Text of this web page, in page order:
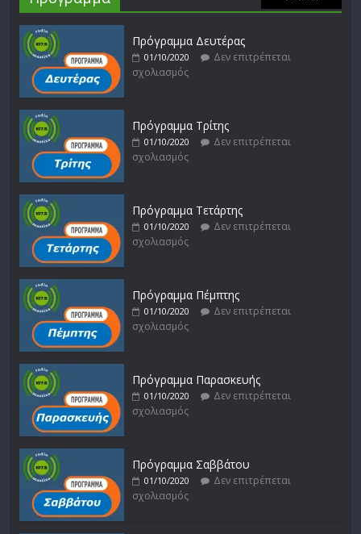
Πρόγραμμα Δευτέρας
01/10/2020
Δεν επιτρέπεται
σχολιασμός
Πρόγραμμα Τρίτης
01/10/2020
Δεν επιτρέπεται
σχολιασμός
Πρόγραμμα Τετάρτης
01/10/2020
Δεν επιτρέπεται
σχολιασμός
Πρόγραμμα Πέμπτης
01/10/2020
Δεν επιτρέπεται
σχολιασμός
Πρόγραμμα Παρασκευής
01/10/2020
Δεν επιτρέπεται
σχολιασμός
Πρόγραμμα Σαββάτου
01/10/2020
Δεν επιτρέπεται
σχολιασμός